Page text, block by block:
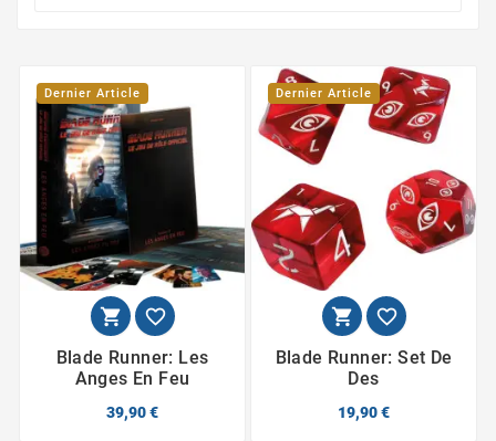
Dernier Article
 
Blade Runner: Les
Anges En Feu
39,90 €
Dernier Article
 
Blade Runner: Set De
Des
19,90 €